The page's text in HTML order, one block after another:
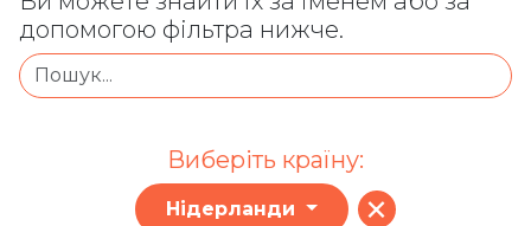
допомогою фільтра нижче.
Виберіть країну:
Нідерланди